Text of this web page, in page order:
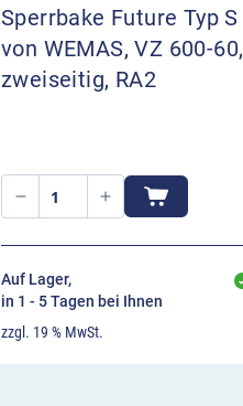
Sperrbake Future Typ S
von WEMAS, VZ 600-60,
zweiseitig, RA2
Auf Lager,
in 1 - 5 Tagen bei Ihnen
zzgl. 19 % MwSt.